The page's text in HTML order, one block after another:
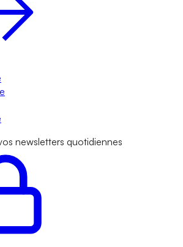
newsletters quotidiennes